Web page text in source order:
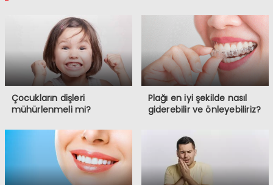
Çocukların dişleri
mühürlenmeli mi?
Plağı en iyi şekilde nasıl
giderebilir ve önleyebiliriz?